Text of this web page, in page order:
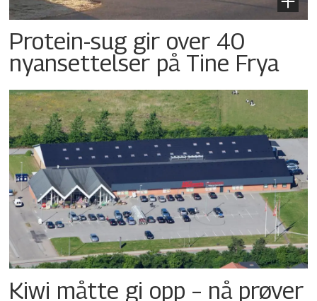
Protein-sug gir over 40
nyansettelser på Tine Frya
Kiwi måtte gi opp – nå prøver